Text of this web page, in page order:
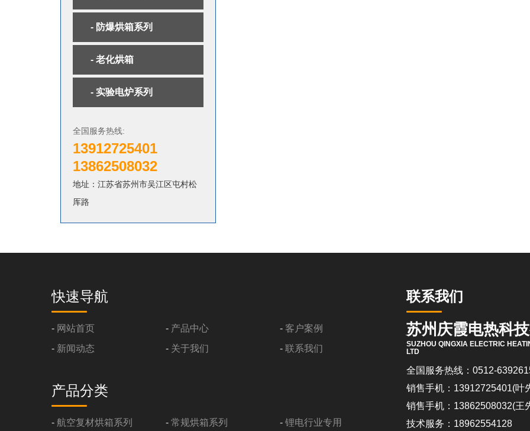
- 防爆烘箱系列
- 老化烘箱
- 实验电炉系列
全国服务热线:
13912725401
13862508032
地址：江苏省苏州市吴江区屯村松
厍路
快速导航
- 网站首页 - 产品中心 - 客户案例
- 新闻动态 - 关于我们 -联系我们
产品分类
- 航空复材烘箱系列 -常规烘箱系列 -锂电行业专用
联系我们
苏州庆霞电热科
SUZHOU QINGXIA ELECTRIC
LTD
全国服务热线：0512-
销售手机：13912725401(叶
销售手机：13862508032(王
技术服务：18962554128